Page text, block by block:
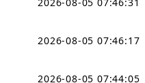
2026-08-05 07:46:17
2026-08-05 07:44:05